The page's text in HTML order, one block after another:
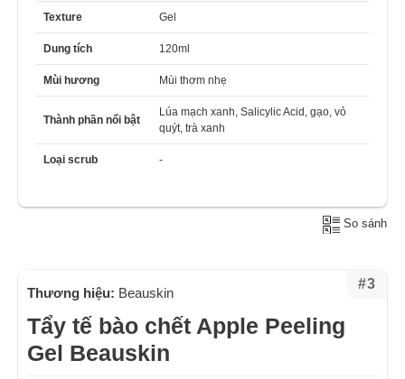
Texture Gel
Dung tích 120ml
Mùi hương Mùi thơm nhẹ
Thành phần nổi bật
Lúa mạch xanh, Salicylic Acid, gạo, vỏ
quýt, trà xanh
Loại scrub -
So sánh
#3
Thương hiệu: Beauskin
Tẩy tế bào chết Apple Peeling
Gel Beauskin